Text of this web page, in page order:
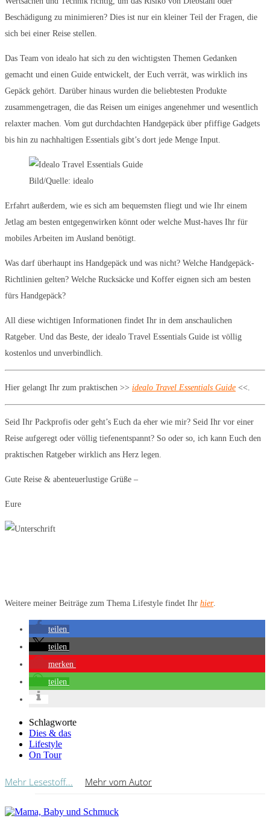
Beschädigung zu minimieren? Dies ist nur ein kleiner Teil der Fragen, die
sich bei einer Reise stellen.
Das Team von idealo hat sich zu den wichtigsten Themen Gedanken
gemacht und einen Guide entwickelt, der Euch verrät, was wirklich ins
Gepäck gehört. Darüber hinaus wurden die beliebtesten Produkte
zusammengetragen, die das Reisen um einiges angenehmer und wesentlich
relaxter machen. Vom gut durchdachten Handgepäck über pfiffige Gadgets
bis hin zu nachhaltigen Essentials gibt’s dort jede Menge Input.
Bild/Quelle: idealo
Erfahrt außerdem, wie es sich am bequemsten fliegt und wie Ihr einem
Jetlag am besten entgegenwirken könnt oder welche Must-haves Ihr für
mobiles Arbeiten im Ausland benötigt.
Was darf überhaupt ins Handgepäck und was nicht? Welche Handgepäck-
Richtlinien gelten? Welche Rucksäcke und Koffer eignen sich am besten
fürs Handgepäck?
All diese wichtigen Informationen findet Ihr in dem anschaulichen
Ratgeber. Und das Beste, der idealo Travel Essentials Guide ist völlig
kostenlos und unverbindlich.
Hier gelangt Ihr zum praktischen >> idealo Travel Essentials Guide <<.
Seid Ihr Packprofis oder geht’s Euch da eher wie mir? Seid Ihr vor einer
Reise aufgeregt oder völlig tiefenentspannt? So oder so, ich kann Euch den
praktischen Ratgeber wirklich ans Herz legen.
Gute Reise & abenteuerlustige Grüße –
Eure
Weitere meiner Beiträge zum Thema Lifestyle findet Ihr hier.
teilen
teilen
merken
teilen
Schlagworte
Dies & das
Lifestyle
On Tour
Mehr Lesestoff... Mehr vom Autor